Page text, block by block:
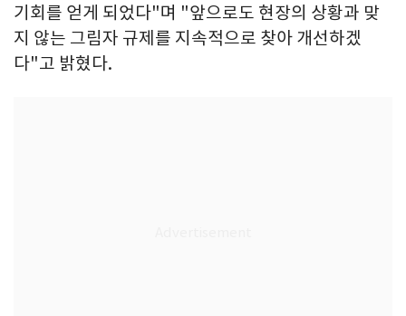
기회를 얻게 되었다"며 "앞으로도 현장의 상황과 맞
지 않는 그림자 규제를 지속적으로 찾아 개선하겠
다"고 밝혔다.